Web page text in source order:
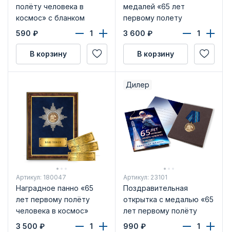
полёту человека в
космос» с бланком
удостоверения
590 ₽
В корзину
медалей «65 лет
первому полету
человека в космос»
3 600 ₽
В корзину
Артикул: 180047
Наградное панно «65
лет первому полёту
человека в космос»
3 500 ₽
Дилер
Артикул: 23101
Поздравительная
открытка с медалью «65
лет первому полёту
человека в космос»
990 ₽